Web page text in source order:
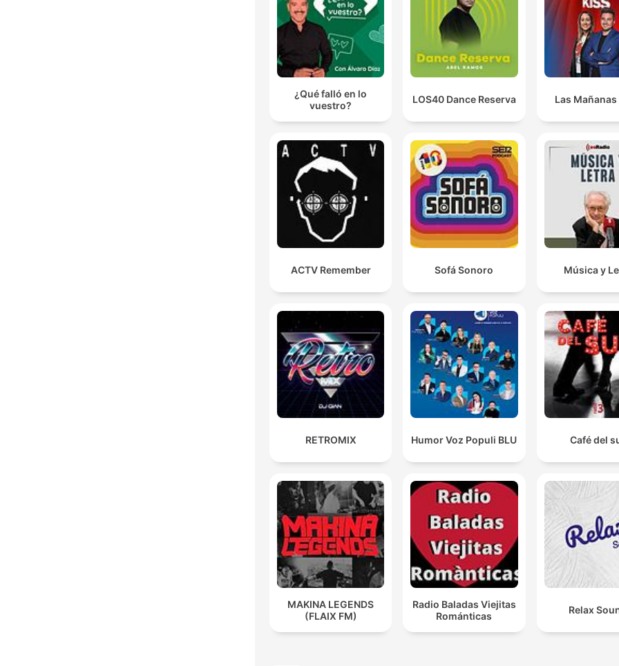
¿Qué falló en lo
vuestro?
LOS40 Dance Reserva Las Mañanas
ACTV Remember Sofá Sonoro Música y
RETROMIX Humor Voz Populi BLU Café del
MAKINA LEGENDS
(FLAIX FM)
Radio Baladas Viejitas
Románticas
Relax